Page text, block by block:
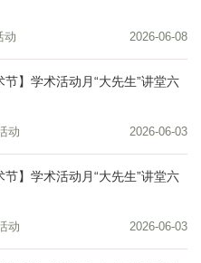
动 2026-06-08
节】学术活动月“大先生”讲堂六
动 2026-06-03
节】学术活动月“大先生”讲堂六
动 2026-06-03